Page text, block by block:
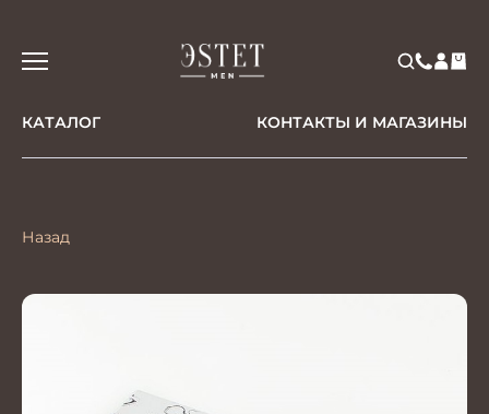
КАТАЛОГ КОНТАКТЫ И МАГАЗИНЫ
Назад